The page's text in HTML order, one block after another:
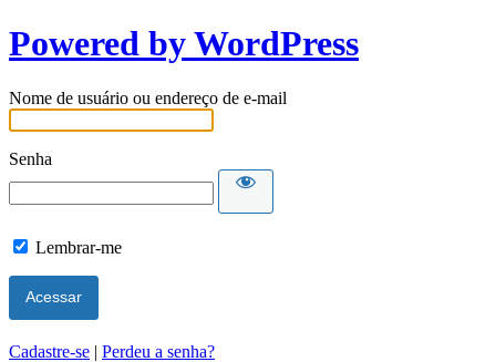
Powered by WordPress
Nome de usuário ou endereço de e-mail
Senha
Lembrar-me
Cadastre-se | Perdeu a senha?